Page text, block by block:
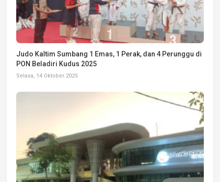
Judo Kaltim Sumbang 1 Emas, 1 Perak, dan 4 Perunggu di
PON Beladiri Kudus 2025
Selasa, 14 Oktober 2025